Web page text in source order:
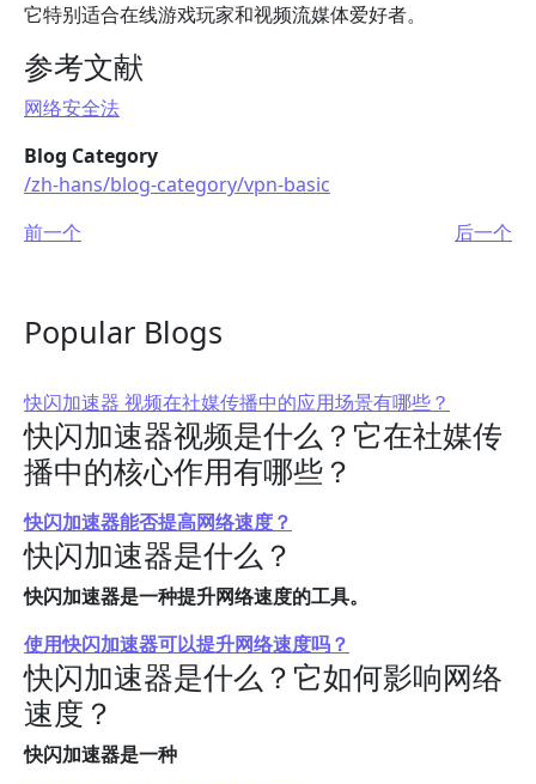
它特别适合在线游戏玩家和视频流媒体爱好者。
参考文献
网络安全法
Blog Category
/zh-hans/blog-category/vpn-basic
前一个
后一个
Popular Blogs
快闪加速器 视频在社媒传播中的应用场景有哪些？
快闪加速器视频是什么？它在社媒传
播中的核心作用有哪些？
快闪加速器能否提高网络速度？
快闪加速器是什么？
快闪加速器是一种提升网络速度的工具。
使用快闪加速器可以提升网络速度吗？
快闪加速器是什么？它如何影响网络
速度？
快闪加速器是一种